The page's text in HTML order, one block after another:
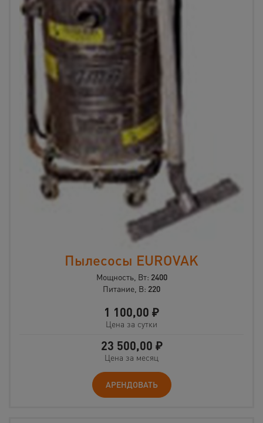
Пылесосы EUROVAK
Мощность, Вт: 2400
Питание, В: 220
1 100,00 ₽
Цена за сутки
23 500,00 ₽
Цена за месяц
АРЕНДОВАТЬ